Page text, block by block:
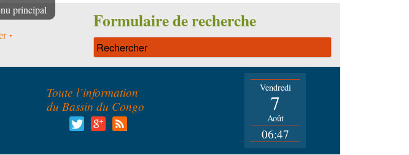
principal Formulaire de recherche
Toute l’information
du Bassin du Congo
Vendredi
7
Août
06:47